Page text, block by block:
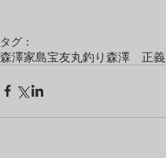
タグ：
森澤家島宝友丸釣り森澤 正義